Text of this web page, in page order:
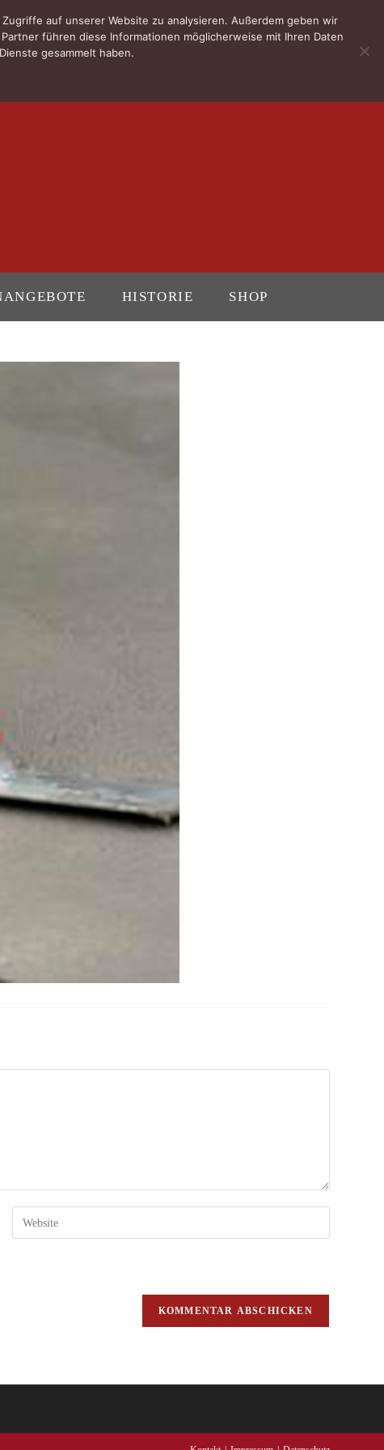
HISTORIE SHOP
auf unserer Website zu analysieren. Außerdem geben wir
führen diese Informationen möglicherweise mit Ihren Daten
gesammelt haben.